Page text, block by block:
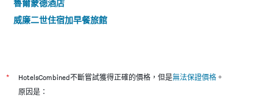
魯爾蒙德酒店
威廉二世住宿加早餐旅館
* HotelsCombined不斷嘗試獲得正確的價格，但是無法保證價格 。
原因是：